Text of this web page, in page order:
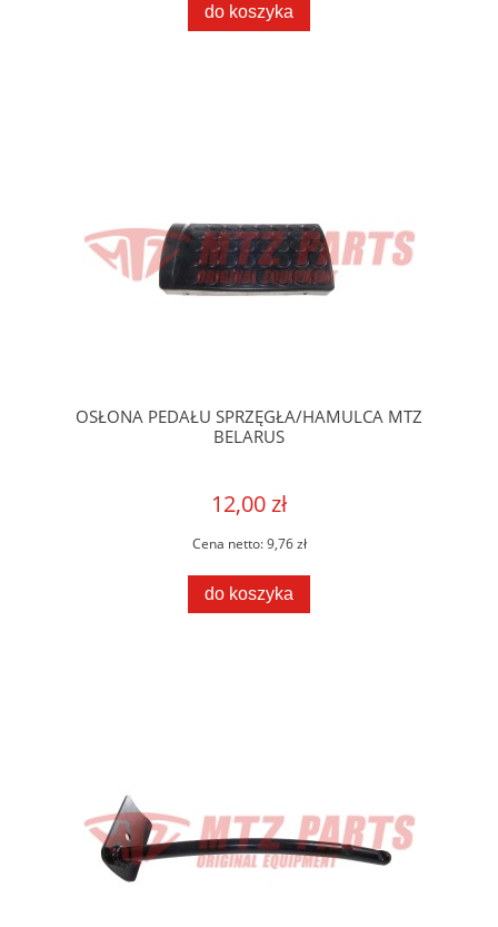
do koszyka
OSŁONA PEDAŁU SPRZĘGŁA/HAMULCA MTZ
BELARUS
12,00 zł
Cena netto:9,76 zł
do koszyka